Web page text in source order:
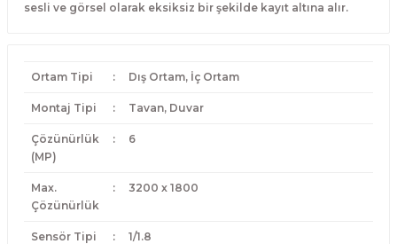
sesli ve görsel olarak eksiksiz bir şekilde kayıt altına alır.
Ortam Tipi : Dış Ortam, İç Ortam
Montaj Tipi : Tavan, Duvar
Çözünürlük
(MP)
: 6
Max.
Çözünürlük
: 3200 x 1800
Sensör Tipi : 1/1.8